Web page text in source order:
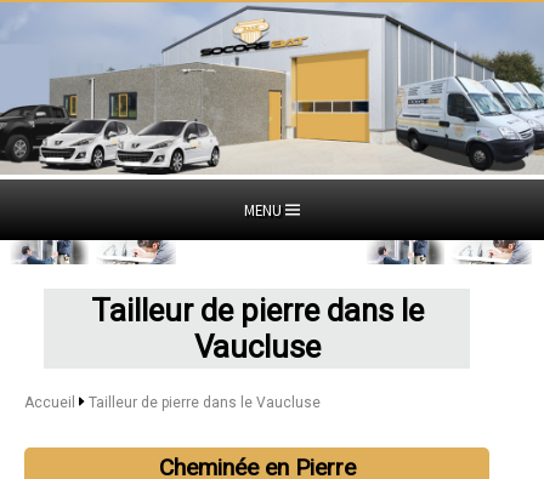
MENU
Tailleur de pierre dans le
Vaucluse
Accueil Tailleur de pierre dans le Vaucluse
Cheminée en Pierre